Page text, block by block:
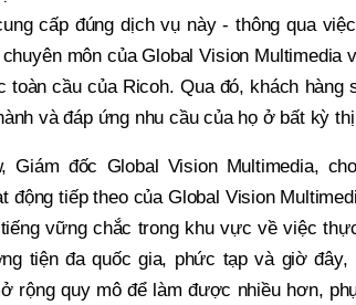
cấp đúng dịch vụ này - thông qua
môn của Global Vision Multimedia
toàn cầu của Ricoh. Qua đó, khách
và đáp ứng nhu cầu của họ ở bất kỳ
Giám đốc Global Vision Multimedia,
động tiếp theo của Global Vision
vững chắc trong khu vực về việc
tiện đa quốc gia, phức tạp và giờ đây,
rộng quy mô để làm được nhiều hơn,